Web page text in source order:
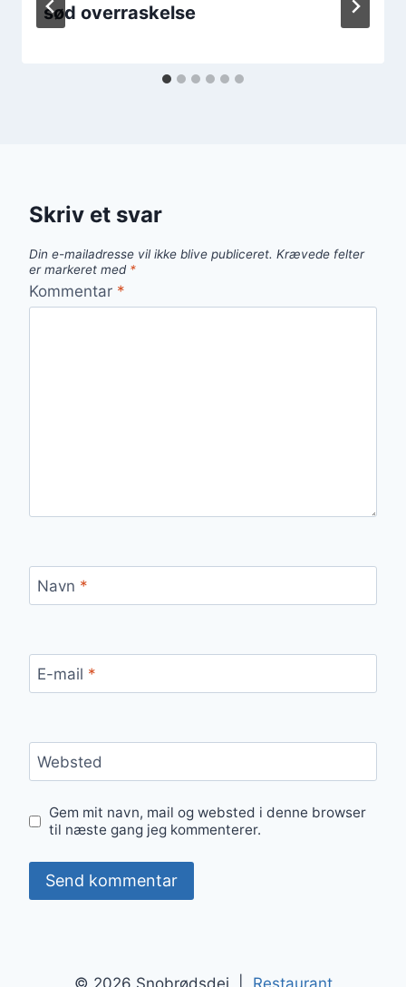
sød overraskelse
Skriv et svar
Din e-mailadresse vil ikke blive publiceret. Krævede felter
er markeret med *
Kommentar *
Navn *
E-mail *
Websted
Gem mit navn, mail og websted i denne browser
til næste gang jeg kommenterer.
© 2026 Snobrødsdej | Restaurant